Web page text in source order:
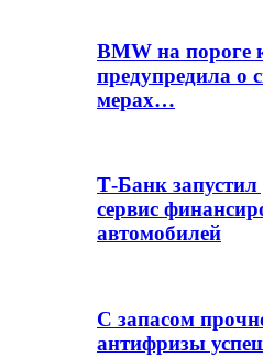
BMW на пороге
предупредила о
мерах…
Т-Банк запустил
сервис
автомобилей
С запасом
антифризы